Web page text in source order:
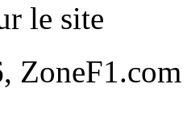
le site
ZoneF1.com